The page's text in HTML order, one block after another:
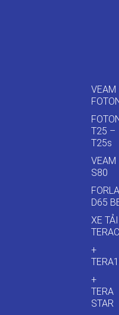
VEAM
T25 –
T25s
VEAM
S80
D65
XE TẢI
+
+
TERA
STAR